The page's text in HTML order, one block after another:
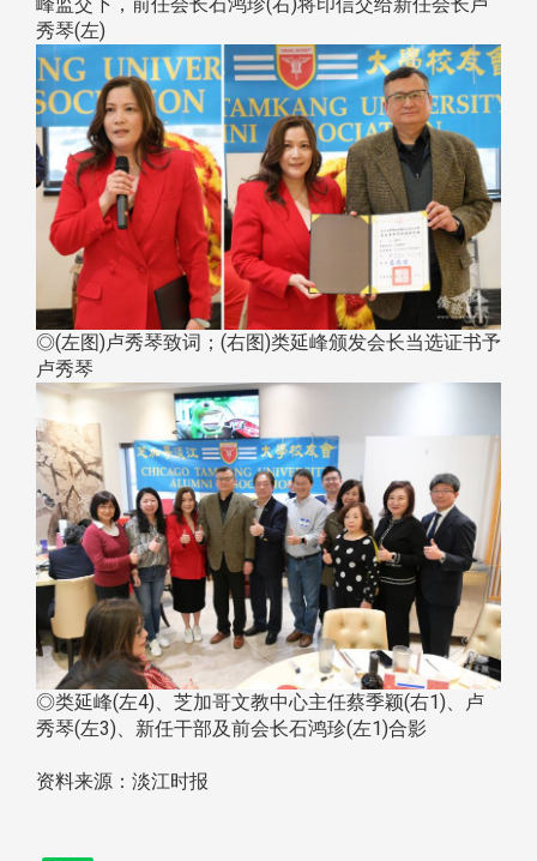
秀琴(左)
◎(左图)卢秀琴致词；(右图)类延峰颁发会长当选证书予
卢秀琴
◎类延峰(左4)、芝加哥文教中心主任蔡季颖(右1)、卢
秀琴(左3)、新任干部及前会长石鸿珍(左1)合影
资料来源：淡江时报